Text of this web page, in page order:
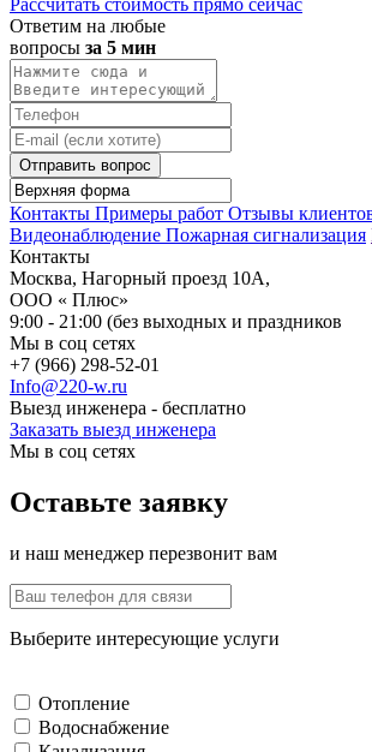
Ответим на любые
вопросы за 5 мин
Отправить вопрос
Контакты Примеры работ Отзывы
Видеонаблюдение Пожарная сигнализация
Контакты
Москва, Нагорный проезд 10А,
ООО « Плюс»
9:00 - 21:00 (без выходных и праздников
Мы в соц сетях
+7 (966) 298-52-01
Info@220-w.ru
Выезд инженера - бесплатно
Заказать выезд инженера
Мы в соц сетях
Оставьте заявку
и наш менеджер перезвонит вам
Выберите интересующие услуги
Отопление
Водоснабжение